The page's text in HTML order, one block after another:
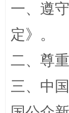
一、遵
定》。
二、尊
三、中